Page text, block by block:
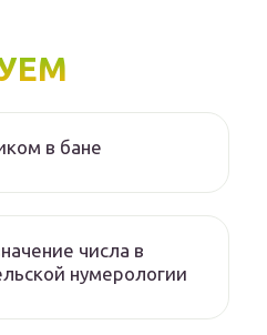
в бане
числа в
нумерологии